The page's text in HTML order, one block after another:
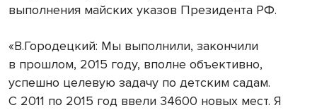
выполнения майских указов Президента РФ.
«В.Городецкий: Мы выполнили, закончили
в прошлом, 2015 году, вполне объективно,
успешно целевую задачу по детским садам.
С 2011 по 2015 год ввели 34600 новых мест. Я